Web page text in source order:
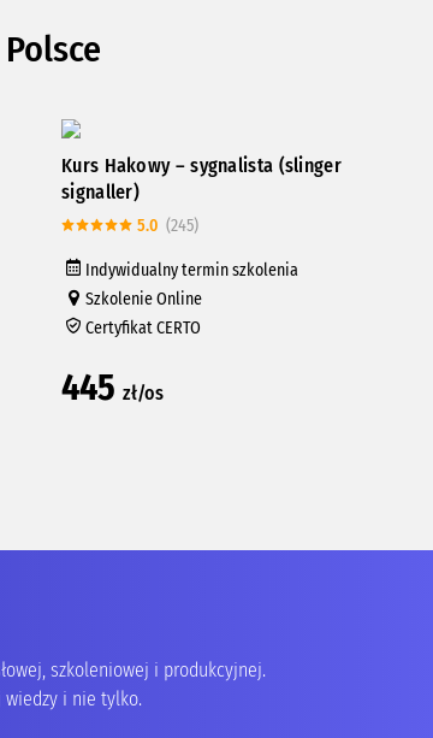
Kurs Hakowy – sygnalista (slinger
signaller)
5.0 (245)
Indywidualny termin szkolenia
Szkolenie Online
Certyfikat CERTO
445 zł/os
szkoleniowej i produkcyjnej.
wiedzy i nie tylko.